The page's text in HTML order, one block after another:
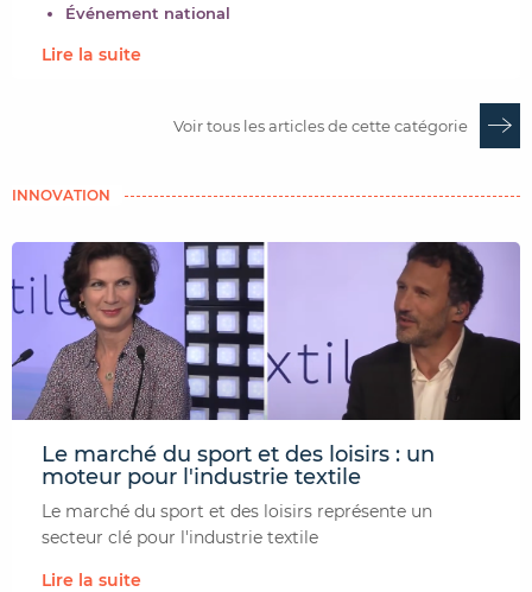
Événement national
Lire la suite
Voir tous les articles de cette catégorie
INNOVATION
Le marché du sport et des loisirs : un
moteur pour l'industrie textile
Le marché du sport et des loisirs représente un
secteur clé pour l'industrie textile
Lire la suite